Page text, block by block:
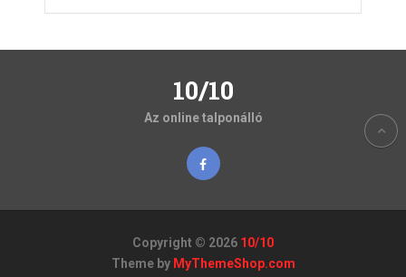
10/10
Az online talponálló
Copyright © 2026 10/10
Theme by MyThemeShop.com